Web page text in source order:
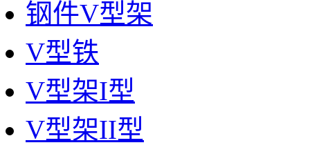
钢件V型架
V型铁
V型架I型
V型架II型